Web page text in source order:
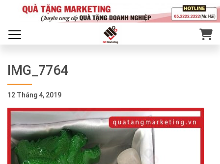
IMG_7764
12 Tháng 4, 2019